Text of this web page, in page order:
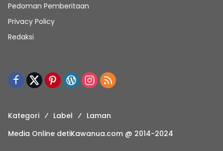
Pedoman Pemberitaan
Privacy Policy
Redaksi
Kategori Label
Laman
Media Online detiKawanua.com @ 2014-2024